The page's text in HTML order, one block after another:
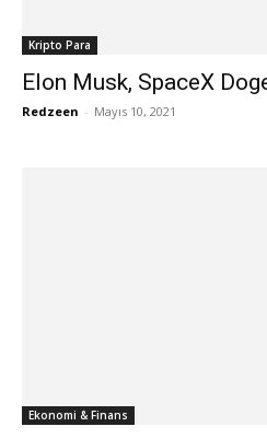
Kripto Para
Elon Musk, SpaceX
Redzeen - Mayıs 10, 2021
Ekonomi & Finans